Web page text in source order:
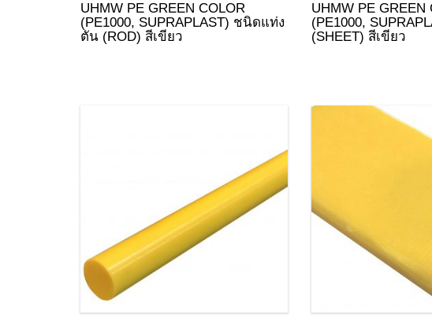
UHMW PE GREEN COLOR
(PE1000, SUPRAPLAST) ชนิดแท่ง
ตัน (ROD) สีเขียว
UHMW PE GREEN
(PE1000,
(SHEET) สีเขียว